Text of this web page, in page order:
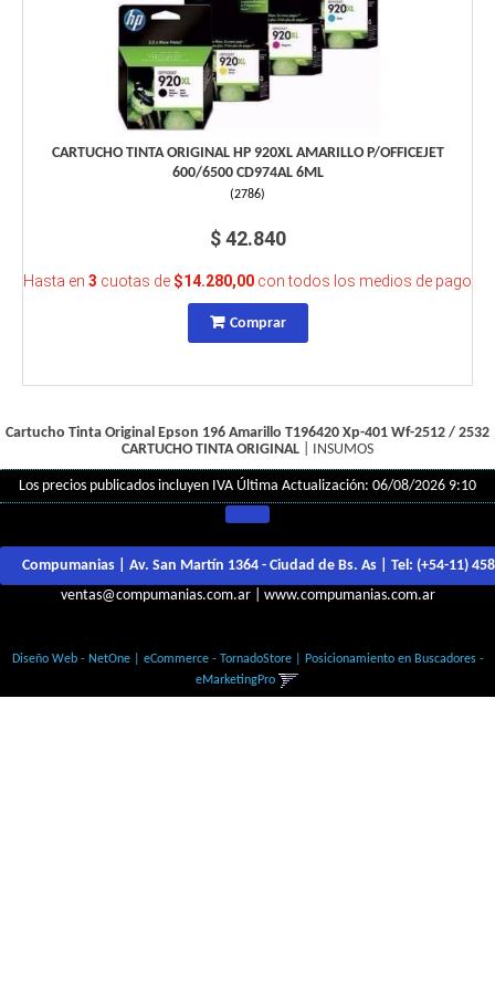
CARTUCHO TINTA ORIGINAL HP 920XL AMARILLO P/OFFICEJET
600/6500 CD974AL 6ML
(2786)
$ 42.840
Hasta en 3 cuotas de $14.280,00 con todos los medios de pago
Comprar
Cartucho Tinta Original Epson 196 Amarillo T196420 Xp-401 Wf-2512 / 2532
CARTUCHO TINTA ORIGINAL
INSUMOS
Los precios publicados incluyen IVA Última Actualización: 06/08/2026 9:10
Compumanias | Av. San Martín 1364 - Ciudad de Bs. As | Tel: (+54-11)
ventas@compumanias.com.ar| www.compumanias.com.ar
Diseño Web - NetOne| eCommerce - TornadoStore| Posicionamiento en Buscadores -
eMarketingPro